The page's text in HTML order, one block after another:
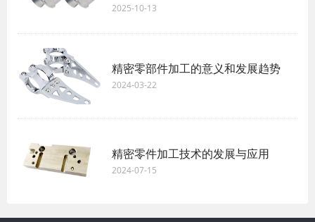
2025-10-13
精密零部件加工的意义和发展趋势
2024-03-22
精密零件加工技术的发展与应用
2024-07-15